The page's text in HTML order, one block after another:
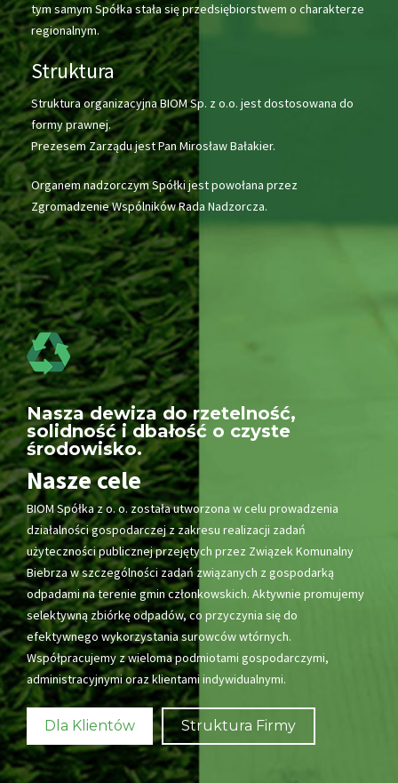
tym samym Spółka stała się przedsiębiorstwem o charakterze
regionalnym.
Struktura
Struktura organizacyjna BIOM Sp. z o.o. jest dostosowana do
formy prawnej.
Prezesem Zarządu jest Pan Mirosław Bałakier.
Organem nadzorczym Spółki jest powołana przez
Zgromadzenie Wspólników Rada Nadzorcza.
Nasza dewiza do rzetelność,
solidność i dbałość o czyste
środowisko.
Nasze cele
BIOM Spółka z o. o. została utworzona w celu prowadzenia
działalności gospodarczej z zakresu realizacji zadań
użyteczności publicznej przejętych przez Związek Komunalny
Biebrza w szczególności zadań związanych z gospodarką
odpadami na terenie gmin członkowskich. Aktywnie promujemy
selektywną zbiórkę odpadów, co przyczynia się do
efektywnego wykorzystania surowców wtórnych.
Współpracujemy z wieloma podmiotami gospodarczymi,
administracyjnymi oraz klientami indywidualnymi.
Dla Klientów Struktura Firmy